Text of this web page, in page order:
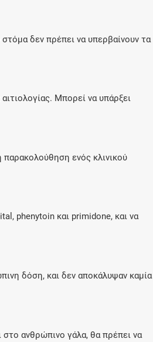
δεν πρέπει να υπερβαίνουν τα
Μπορεί να υπάρξει
ενός κλινικού
phenytoin και primidone, και να
δόση, και δεν αποκάλυψαν καμία
ανθρώπινο γάλα, θα πρέπει να